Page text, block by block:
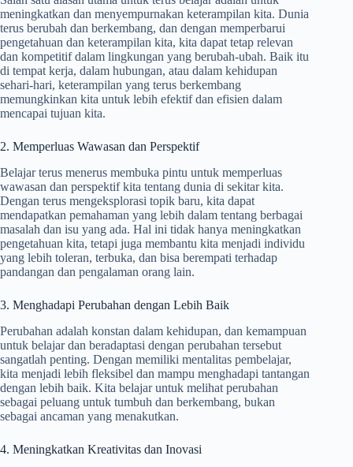
meningkatkan dan menyempurnakan keterampilan kita. Dunia
terus berubah dan berkembang, dan dengan memperbarui
pengetahuan dan keterampilan kita, kita dapat tetap relevan
dan kompetitif dalam lingkungan yang berubah-ubah. Baik itu
di tempat kerja, dalam hubungan, atau dalam kehidupan
sehari-hari, keterampilan yang terus berkembang
memungkinkan kita untuk lebih efektif dan efisien dalam
mencapai tujuan kita.
2. Memperluas Wawasan dan Perspektif
Belajar terus menerus membuka pintu untuk memperluas
wawasan dan perspektif kita tentang dunia di sekitar kita.
Dengan terus mengeksplorasi topik baru, kita dapat
mendapatkan pemahaman yang lebih dalam tentang berbagai
masalah dan isu yang ada. Hal ini tidak hanya meningkatkan
pengetahuan kita, tetapi juga membantu kita menjadi individu
yang lebih toleran, terbuka, dan bisa berempati terhadap
pandangan dan pengalaman orang lain.
3. Menghadapi Perubahan dengan Lebih Baik
Perubahan adalah konstan dalam kehidupan, dan kemampuan
untuk belajar dan beradaptasi dengan perubahan tersebut
sangatlah penting. Dengan memiliki mentalitas pembelajar,
kita menjadi lebih fleksibel dan mampu menghadapi tantangan
dengan lebih baik. Kita belajar untuk melihat perubahan
sebagai peluang untuk tumbuh dan berkembang, bukan
sebagai ancaman yang menakutkan.
4. Meningkatkan Kreativitas dan Inovasi